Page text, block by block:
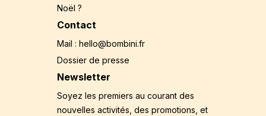
Noël ?
Contact
Mail : hello@bombini.fr
Dossier de presse
Newsletter
Soyez les premiers au courant des
nouvelles activités, des promotions, et